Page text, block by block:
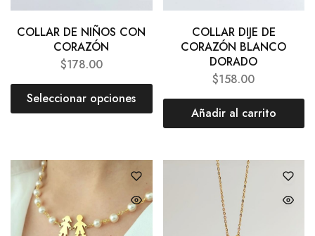
COLLAR DE NIÑOS CON
CORAZÓN
$178.00
Seleccionar opciones
COLLAR DIJE DE
CORAZÓN BLANCO
DORADO
$158.00
Añadir al carrito